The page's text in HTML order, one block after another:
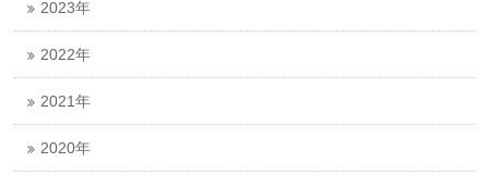
2023年
2022年
2021年
2020年